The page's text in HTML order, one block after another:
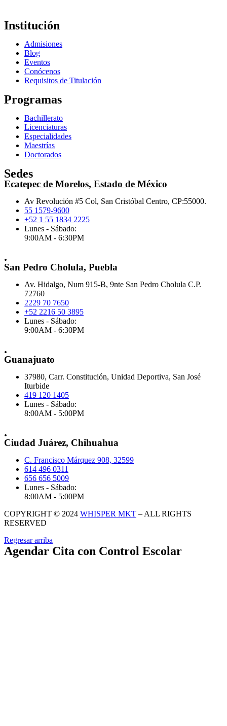
Institución
Admisiones
Blog
Eventos
Conócenos
Requisitos de Titulación
Programas
Bachillerato
Licenciaturas
Especialidades
Maestrías
Doctorados
Sedes
Ecatepec de Morelos, Estado de México
Av Revolución #5 Col, San Cristóbal Centro, CP:55000.
55 1579-9600
+52 1 55 1834 2225
Lunes - Sábado:
9:00AM - 6:30PM
.
San Pedro Cholula, Puebla
Av. Hidalgo, Num 915-B, 9nte San Pedro Cholula C.P.
72760
2229 70 7650
+52 2216 50 3895
Lunes - Sábado:
9:00AM - 6:30PM
.
Guanajuato
37980, Carr. Constitución, Unidad Deportiva, San José
Iturbide
419 120 1405
Lunes - Sábado:
8:00AM - 5:00PM
.
Ciudad Juárez, Chihuahua
C. Francisco Márquez 908, 32599
614 496 0311
656 656 5009
Lunes - Sábado:
8:00AM - 5:00PM
COPYRIGHT © 2024 WHISPER MKT – ALL RIGHTS
RESERVED
Regresar arriba
Agendar Cita con Control Escolar